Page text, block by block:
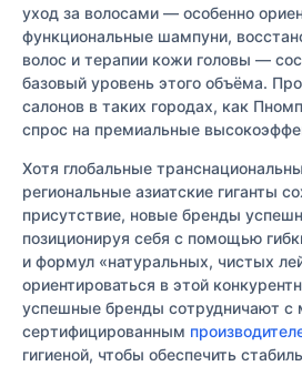
уход за волосами — особенно
функциональные шампуни,
волос и терапии кожи головы —
базовый уровень этого объёма.
салонов в таких городах, как
спрос на премиальные
Хотя глобальные
региональные азиатские гиганты
присутствие, новые бренды
позиционируя себя с помощью
и формул «натуральных, чистых
ориентироваться в этой
успешные бренды сотрудничают с
сертифицированным
гигиеной, чтобы обеспечить